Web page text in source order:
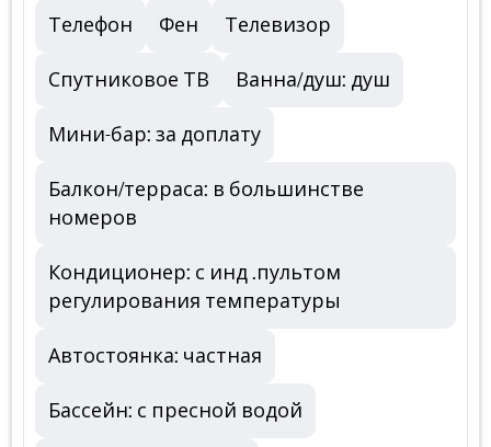
Телефон Фен Телевизор
Спутниковое ТВ Ванна/душ: душ
Мини-бар: за доплату
Балкон/терраса: в большинстве
номеров
Кондиционер: с инд .пультом
регулирования температуры
Автостоянка: частная
Бассейн: с пресной водой